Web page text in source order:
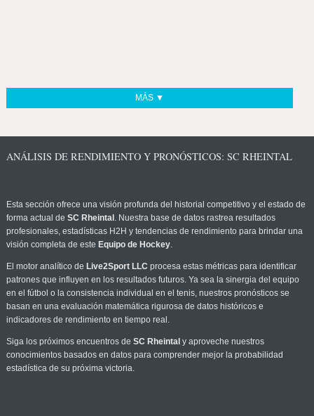
MÁS ▼
ANÁLISIS DE RENDIMIENTO Y PRONÓSTICOS: SC RHEINTAL
Esta sección ofrece una visión profunda del historial competitivo y el estado de
forma actual de SC Rheintal . Nuestra base de datos rastrea resultados
profesionales, estadísticas H2H y tendencias de rendimiento para brindar una
visión completa de este Equipo de Hockey.
El motor analítico de Live2Sport LLC procesa estas métricas para identificar
patrones que influyen en los resultados futuros. Ya sea la sinergia del equipo
en el fútbol o la consistencia individual en el tenis, nuestros pronósticos se
basan en una evaluación matemática rigurosa de datos históricos e
indicadores de rendimiento en tiempo real.
Siga los próximos encuentros de SC Rheintal y aproveche nuestros
conocimientos basados en datos para comprender mejor la probabilidad
estadística de su próxima victoria.